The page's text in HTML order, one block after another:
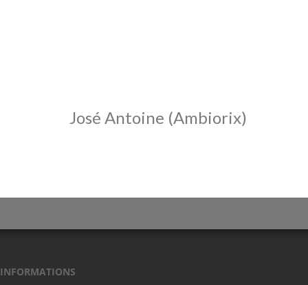
José Antoine (Ambiorix)
INFORMATIONS